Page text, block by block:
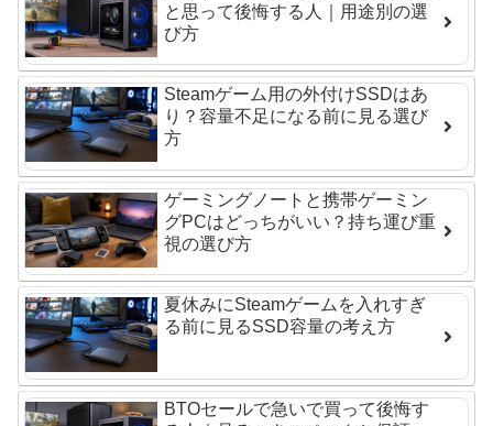
と思って後悔する人｜用途別の選
び方
Steamゲーム用の外付けSSDはあ
り？容量不足になる前に見る選び
方
ゲーミングノートと携帯ゲーミン
グPCはどっちがいい？持ち運び重
視の選び方
夏休みにSteamゲームを入れすぎ
る前に見るSSD容量の考え方
BTOセールで急いで買って後悔す